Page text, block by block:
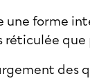
une forme
réticulée
des